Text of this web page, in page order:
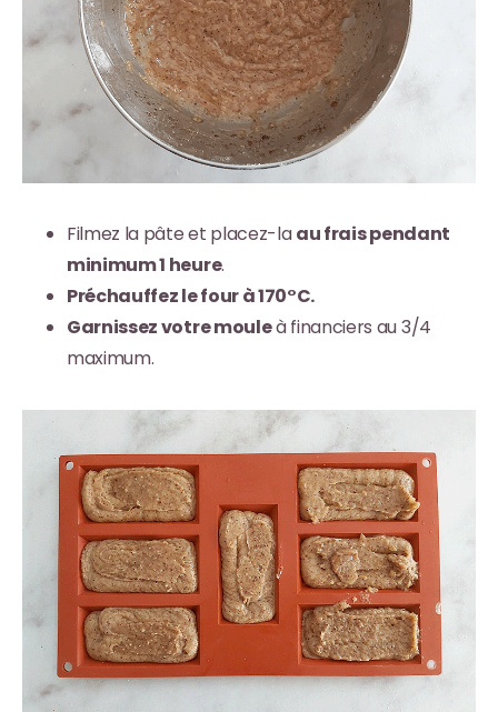
Filmez la pâte et placez-laau frais pendant
minimum 1 heure.
Préchauffez le four à 170°C.
Garnissez votre mouleà financiers au 3/4
maximum.